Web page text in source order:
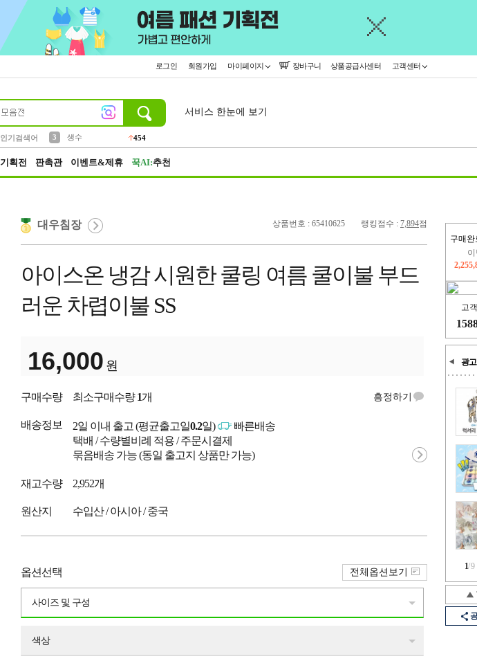
로그인 회원가입 마이페이지 장바구니 상품공급사센터 고객센터
인기검색어
4
등산
152
서비스 한눈에 보기
기획전 판촉관 이벤트&제휴 꾹AI:추천
구매완
고
광고
1/9
상품번호 : 65410625 랭킹점수 : 7,894점
대우침장
아이스온 냉감 시원한 쿨링 여름 쿨이불 부드
러운 차렵이불 SS
16,000 원
구매수량 최소구매수량1개 흥정하기
배송정보 2일 이내 출고 (평균출고일0.2일)
빠른배송
택배 / 수량별비례 적용 / 주문시결제
묶음배송 가능 (동일 출고지 상품만 가능)
재고수량 2,952개
원산지 수입산 / 아시아 / 중국
옵션선택
사이즈 및 구성
색상
전체옵션보기